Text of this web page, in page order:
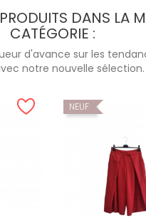
DANS LA
CATÉGORIE :
d'avance sur les
notre nouvelle sélection.
NEUF